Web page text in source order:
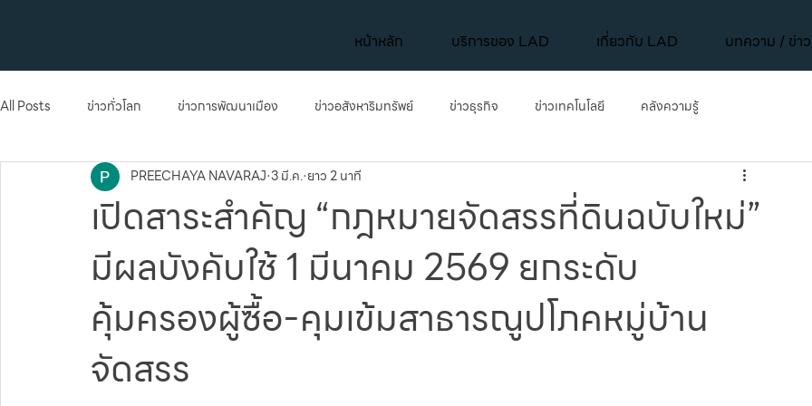
หน้าหลัก บริการของ LAD เกี่ยวกับ LAD บทความ / ข่า
All Posts ข่าวทั่วโลก ข่าวการพัฒนาเมือง ข่าวอสังหาริมทรัพย์ ข่าวธุรกิจ ข่าวเทคโนโลยี คลังความรู้
เมกะโปรเจกต์ การเงินและการลงทุน ข่าวทั่วโลก Mega Projects
เปิดสาระสำคัญ “กฎหมายจัดสรรที่ดินฉบับใหม่”
มีผลบังคับใช้ 1 มีนาคม 2569 ยกระดับ
คุ้มครองผู้ซื้อ-คุมเข้มสาธารณูปโภคหมู่บ้าน
จัดสรร
PREECHAYA NAVARAJ 3 มี.ค. ยาว 2 นาที